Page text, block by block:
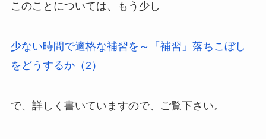
このことについては、もう少し
少ない時間で適格な補習を～「補習」落ちこぼし
をどうするか（2）
で、詳しく書いていますので、ご覧下さい。